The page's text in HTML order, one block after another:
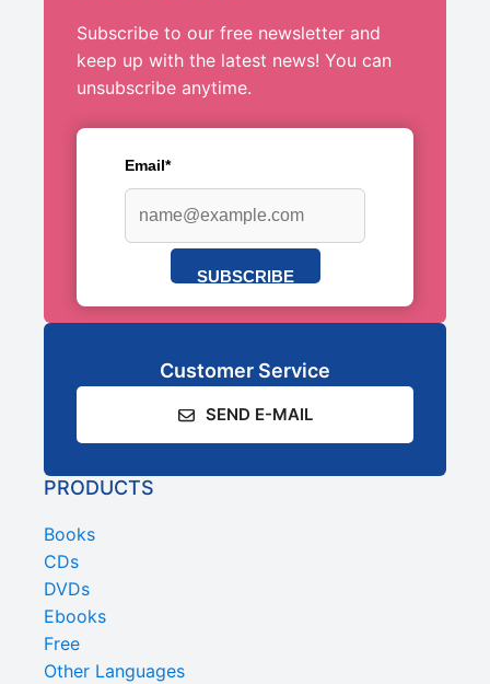
Subscribe to our free newsletter and
keep up with the latest news! You can
unsubscribe anytime.
Email*
SUBSCRIBE
Customer Service
SEND E-MAIL
PRODUCTS
Books
CDs
DVDs
Ebooks
Free
Other Languages